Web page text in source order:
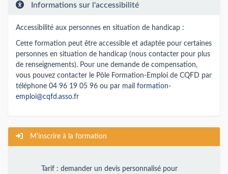
Informations sur l'accessibilité
Accessibilité aux personnes en situation de handicap :
Cette formation peut être accessible et adaptée pour certaines
personnes en situation de handicap (nous contacter pour plus
de renseignements). Pour une demande de compensation,
vous pouvez contacter le Pôle Formation-Emploi de CQFD par
téléphone 04 96 19 05 96 ou par mail formation-
emploi@cqfd.asso.fr
M'inscrire à la formation
Tarif : demander un devis personnalisé pour